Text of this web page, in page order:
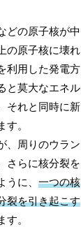
どの原子核が中
の原子核に壊れ
利用した発電方
と莫大なエネル
それと同時に新
す。
、周りのウラン
さらに核分裂を
うに、一つの核
裂を引き起こす
す。